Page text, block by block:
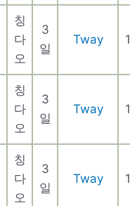
칭
다
오
3
일
Tway
칭
다
오
3
일
Tway
칭
다
오
3
일
Tway